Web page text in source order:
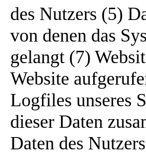
des Nutzers (5)
von denen das
gelangt (7)
Website
Logfiles unseres
dieser Daten
Daten des